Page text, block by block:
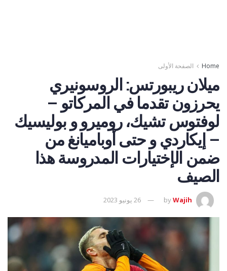
Home الصفحة الأولى
ميلان ريبورتس: الروسونيري
يحرزون تقدما في المركاتو –
لوفتوس تشيك، روميرو و بوليسيك
– إيكاردي و حتى أوباميانغ من
ضمن الإختيارات المدروسة هذا
الصيف
byWajih 26 يونيو 2023